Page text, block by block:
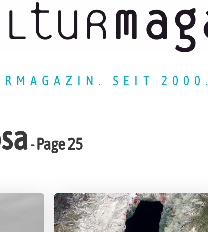
SEIT 2000.
- Page 25